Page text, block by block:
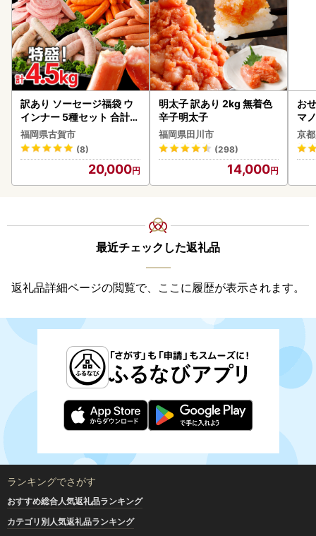
訳あり ソーセージ福袋 ウ
インナー 5種セット 合計4.
5kg ソーセージ
福岡県古賀市
(8)
20,000
明太子 訳あり 2kg 無着色
辛子明太子
福岡県田川市
(298)
14,000
お
マ
京
最近チェックした返礼品
返礼品詳細ページの閲覧で、ここに履歴が表示されます。
ランキングでさがす
おすすめ総合人気返礼品ランキング
カテゴリ別人気返礼品ランキング